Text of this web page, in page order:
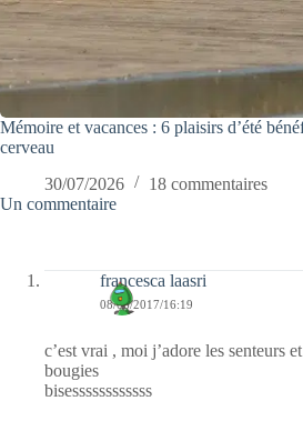
Mémoire et vacances : 6 plaisirs d’été
cerveau
30/07/2026
18 commentaires
Un commentaire
francesca laasri
08/06/2017/16:19
c’est vrai , moi j’adore les senteurs
bougies
bisessssssssssss